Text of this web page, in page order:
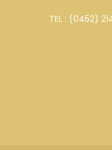
TEL : (0452)